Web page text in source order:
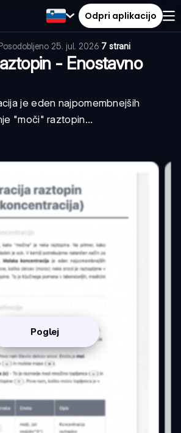
Odpri aplikacijo
25. jul. 2026·7 strani
- Enostavno
je eden najpomembnejših
"moči" raztopin...
Poglej